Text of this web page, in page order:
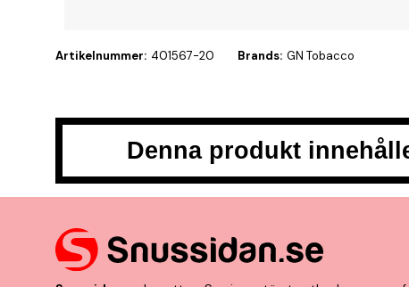
Artikelnummer: 401567-20 Brands: GN Tobacco
Denna produkt